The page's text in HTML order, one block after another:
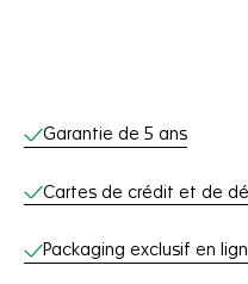
Services en ligne
Garantie de 5 ans
Cartes de crédit et de
Packaging exclusif en